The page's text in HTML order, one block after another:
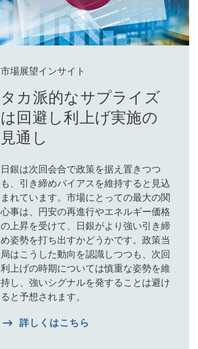
市場展望インサイト
タカ派的なサプライズ
は回避し利上げ実施の
見通し
日銀は次回会合で政策を据え置きつつ
も、引き締めバイアスを維持すると見込
まれています。市場にとっての最大の関
心事は、円安の再進行やエネルギー価格
の上昇を受けて、日銀がより強い引き締
め姿勢を打ち出すかどうかです。政策当
局はこうした動向を認識しつつも、次回
利上げの時期については慎重な姿勢を維
持し、強いシグナルを発することは避け
ると予想されます。
詳しくはこちら